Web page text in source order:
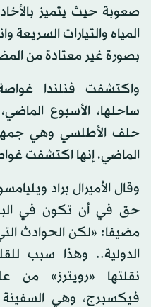
صعوبة حيث يتميز
المياه والتيارات السريعة
بصورة غير معتادة من
واكتشفت فنلندا
ساحلها، الأسبوع
حلف الأطلسي وهي
الماضي، إنها اكتشفت
وقال الأميرال براد
حق في أن تكون في
مضيفا: «لكن الحوادث
الدولية.. وهذا سبب
نقلتها «رويترز» من
فيكسبرج، وهي السفينة